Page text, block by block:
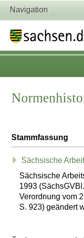
Navigation
Stammfassung
Sächsische
Sächsische
1993
Verordnung vom
S. 923) geändert